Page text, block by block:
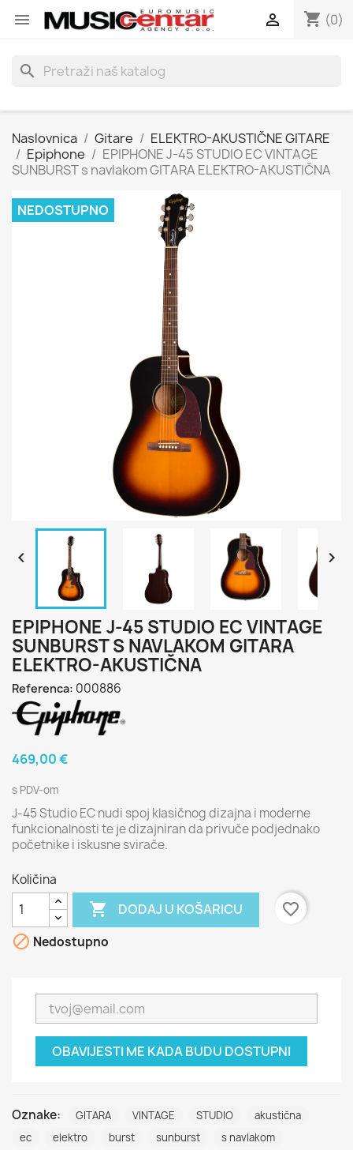
 shopping_cart (0)

search
Naslovnica Gitare
ELEKTRO-AKUSTIČNE GITARE
Epiphone
EPIPHONE J-45 STUDIO EC VINTAGE
SUNBURST s navlakom GITARA ELEKTRO-AKUSTIČNA
NEDOSTUPNO
 
EPIPHONE J-45 STUDIO EC VINTAGE
SUNBURST S NAVLAKOM GITARA
ELEKTRO-AKUSTIČNA
Referenca: 000886
469,00 €
s PDV-om
J-45 Studio EC nudi spoj klasičnog dizajna i moderne
funkcionalnosti te je dizajniran da privuče podjednako
početnike i iskusne svirače.
Količina
 DODAJ U KOŠARICU
favorite_border
 Nedostupno
OBAVIJESTI ME KADA BUDU DOSTUPNI
Oznake: GITARA VINTAGE STUDIO
akustična
ec
elektro burst sunburst
s navlakom